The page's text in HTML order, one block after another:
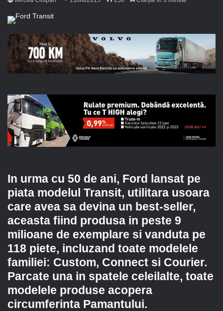
In urma cu 50 de ani, Ford lansat pe
piata modelul Transit, utilitara usoara
care avea sa devina un best-seller,
aceasta fiind produsa in peste 9
milioane de exemplare si vanduta pe
118 piete, incluzand toate modelele
familiei: Custom, Connect si Courier.
Parcate una in spatele celeilalte, toate
modelele produse acopera
circumferinta Pamantului.